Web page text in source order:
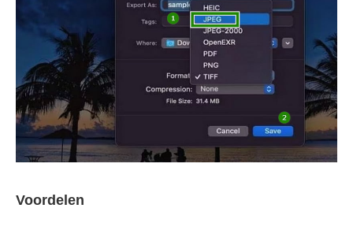
Voordelen